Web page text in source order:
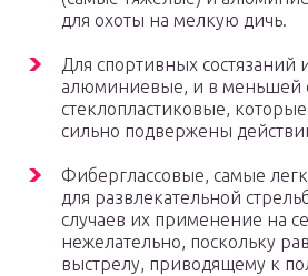
для охоты на мелкую дичь.
Для спортивных состязаний
алюминиевые, и в меньшей
стеклопластиковые,
сильно подвержены
Фиберглассовые, самые
для развлекательной
случаев их применение на
нежелательно, поскольку
выстрелу, приводящему к